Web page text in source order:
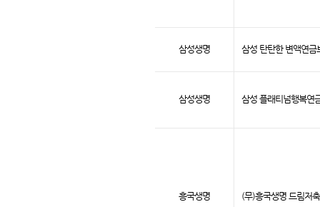
삼성생명 삼성 탄탄한 변액연
삼성생명 삼성 플래티넘행복연
흥국생명 (무)흥국생명 드림저